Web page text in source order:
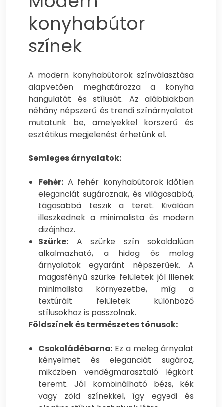
konyhabútor
színek
A modern konyhabútorok színválasztása
alapvetően meghatározza a konyha
hangulatát és stílusát. Az alábbiakban
néhány népszerű és trendi színárnyalatot
mutatunk be, amelyekkel korszerű és
esztétikus megjelenést érhetünk el.
Semleges árnyalatok:
Fehér: A fehér konyhabútorok időtlen
eleganciát sugároznak, és világosabbá,
tágasabbá teszik a teret. Kiválóan
illeszkednek a minimalista és modern
dizájnhoz.
Szürke: A szürke szín sokoldalúan
alkalmazható, a hideg és meleg
árnyalatok egyaránt népszerűek. A
magasfényű szürke felületek jól illenek
minimalista környezetbe, míg a
textúrált felületek különböző
stílusokhoz is passzolnak.
Földszínek és természetes tónusok:
Csokoládébarna: Ez a meleg árnyalat
kényelmet és eleganciát sugároz,
miközben vendégmarasztaló légkört
teremt. Jól kombinálható bézs, kék
vagy zöld színekkel, így egyedi és